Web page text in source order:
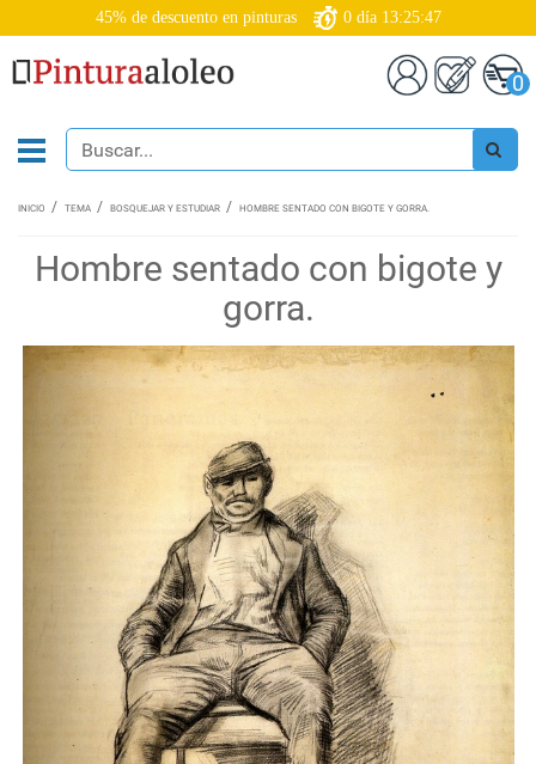
45% de descuento en pinturas 0 día 13:25:46
0
INICIO TEMA BOSQUEJAR Y ESTUDIAR HOMBRE SENTADO CON BIGOTE Y GORRA.
Hombre sentado con bigote y
gorra.